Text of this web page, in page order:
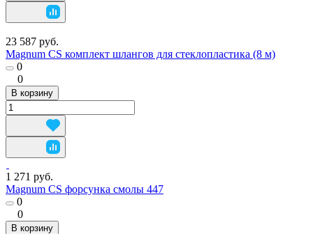
23 587 руб.
Magnum CS комплект шлангов для стеклопластика (8 м)
0
0
В корзину
1 271 руб.
Magnum CS форсунка смолы 447
0
0
В корзину